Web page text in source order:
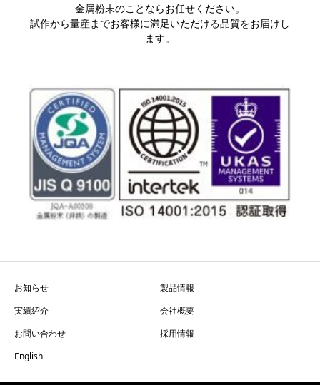
金属粉末のことならお任せください。
試作から量産までお客様に満足いただける品質をお届けし
ます。
お知らせ
製品情報
実績紹介
会社概要
お問い合わせ
採用情報
English